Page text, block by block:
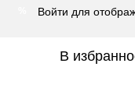
Войти для
В